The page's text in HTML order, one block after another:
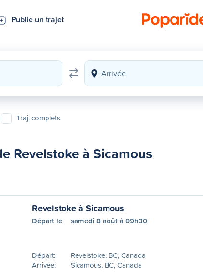
Publie un trajet
Traj. complets
Revelstoke à Sicamous
Revelstoke à Sicamous
Départ le samedi 8 août à 09h30
Départ:
Revelstoke, BC, Canada
Arrivée:
Sicamous, BC, Canada